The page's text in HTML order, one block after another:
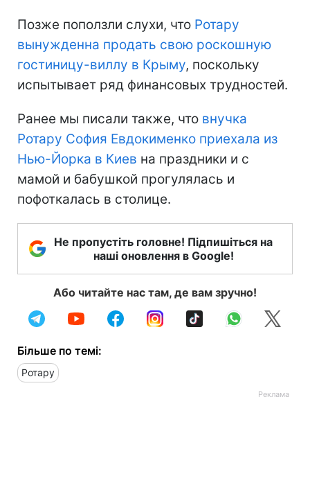
Позже поползли слухи, что Ротару
вынужденна продать свою роскошную
гостиницу-виллу в Крыму, поскольку
испытывает ряд финансовых трудностей.
Ранее мы писали также, что внучка
Ротару София Евдокименко приехала из
Нью-Йорка в Киев на праздники и с
мамой и бабушкой прогулялась и
пофоткалась в столице.
Не пропустіть головне! Підпишіться на
наші оновлення в Google!
Або читайте нас там, де вам зручно!
Більше по темі:
Ротару